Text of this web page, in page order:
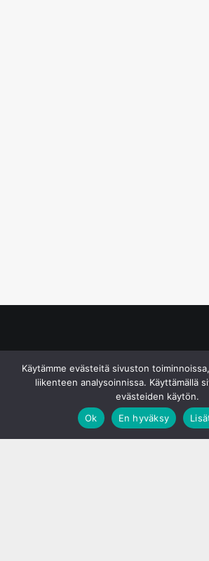
Käytämme evästeitä sivuston
liikenteen analysoinnissa. Käyttämällä
evästeiden käytön.
Ok
En hyväksy